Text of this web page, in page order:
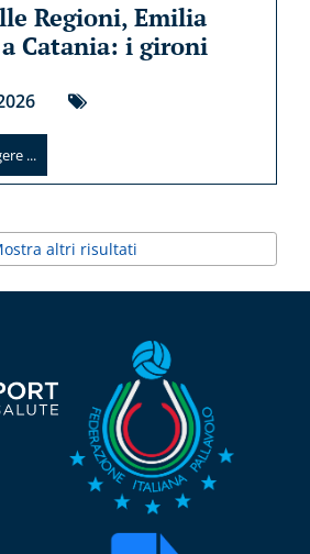
Regioni, Emilia
Catania: i gironi
...
altri risultati